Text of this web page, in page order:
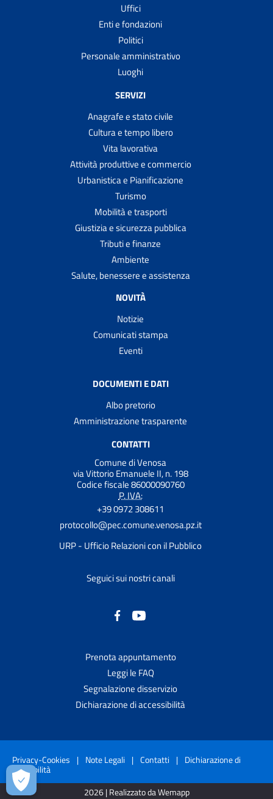
Uffici
Enti e fondazioni
Politici
Personale amministrativo
Luoghi
SERVIZI
Anagrafe e stato civile
Cultura e tempo libero
Vita lavorativa
Attività produttive e commercio
Urbanistica e Pianificazione
Turismo
Mobilità e trasporti
Giustizia e sicurezza pubblica
Tributi e finanze
Ambiente
Salute, benessere e assistenza
NOVITÀ
Notizie
Comunicati stampa
Eventi
DOCUMENTI E DATI
Albo pretorio
Amministrazione trasparente
CONTATTI
Comune di Venosa
via Vittorio Emanuele II, n. 198
Codice fiscale 86000090760
P. IVA:
+39 0972 308611
protocollo@pec.comune.venosa.pz.it
URP - Ufficio Relazioni con il Pubblico
Seguici sui nostri canali
Prenota appuntamento
Leggi le FAQ
Segnalazione disservizio
Dichiarazione di accessibilità
Privacy-Cookies | Note Legali | Contatti | Dichiarazione di
accessibilità
2026 | Realizzato da Wemapp